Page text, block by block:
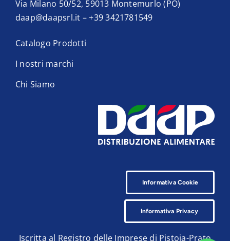
Via Milano 50/52, 59013 Montemurlo (PO)
daap@daapsrl.it –+39 3421781549
Catalogo Prodotti
I nostri marchi
Chi Siamo
Informativa Cookie
Informativa Privacy
Iscritta al Registro delle Imprese di Pistoia-Prato